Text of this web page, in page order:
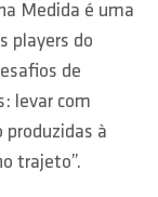
Medida é uma
players do
de
levar com
produzidas à
trajeto”.